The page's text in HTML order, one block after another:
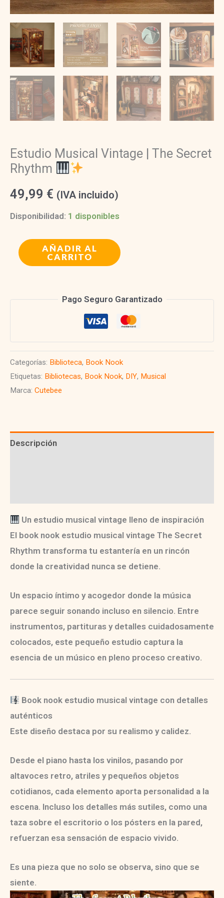
Estudio Musical Vintage | The Secret
Rhythm
49,99 € (IVA incluido)
Disponibilidad: 1 disponibles
Estudio
Musical
Rhythm
cantidad
AÑADIR AL
CARRITO
Pago Seguro Garantizado
Categorías: Biblioteca, Book Nook
Etiquetas: Bibliotecas, Book Nook, DIY, Musical
Marca: Cutebee
Descripción
Un estudio musical vintage lleno de inspiración
El book nook estudio musical vintage The Secret
Rhythm transforma tu estantería en un rincón
donde la creatividad nunca se detiene.
Un espacio íntimo y acogedor donde la música
parece seguir sonando incluso en silencio. Entre
instrumentos, partituras y detalles cuidadosamente
colocados, este pequeño estudio captura la
esencia de un músico en pleno proceso creativo.
Book nook estudio musical vintage con detalles
auténticos
Este diseño destaca por su realismo y calidez.
Desde el piano hasta los vinilos, pasando por
altavoces retro, atriles y pequeños objetos
cotidianos, cada elemento aporta personalidad a la
escena. Incluso los detalles más sutiles, como una
taza sobre el escritorio o los pósters en la pared,
refuerzan esa sensación de espacio vivido.
Es una pieza que no solo se observa, sino que se
siente.